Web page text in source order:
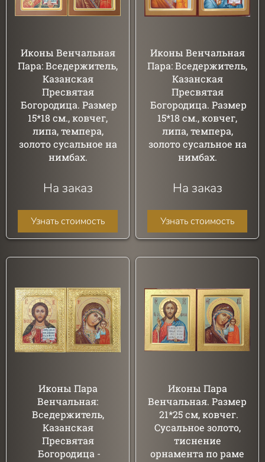
Иконы Венчальная
Пара: Вседержитель,
Казанская
Пресвятая
Богородица. Размер
15*18 см., ковчег,
липа, темпера,
золото сусальное на
нимбах.
На заказ
Узнать стоимость
Иконы Венчальная
Пара: Вседержитель,
Казанская
Пресвятая
Богородица. Размер
15*18 см., ковчег,
липа, темпера,
золото сусальное на
нимбах.
На заказ
Узнать стоимость
Иконы Пара
Венчальная:
Вседержитель,
Казанская
Пресвятая
Богородица -
Иконы Пара
Венчальная. Размер
21*25 см, ковчег.
Сусальное золото,
тиснение
орнамента по раме